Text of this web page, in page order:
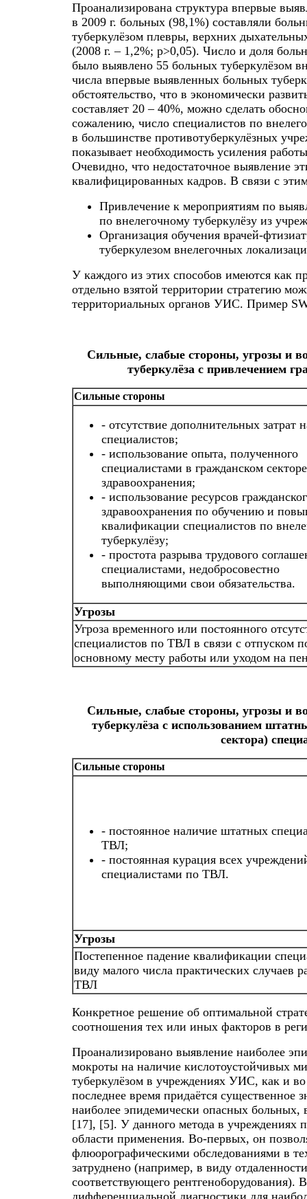
Проанализирована структура впервые
в 2009 г. больных (98,1%) составляли
туберкулёзом плевры, верхних
(2008 г. – 1,2%; p>0,05). Число и доля
было выявлено 55 больных туберкулёзом
числа впервые выявленных больных
обстоятельство, что в экономически
составляет 20 – 40%, можно сделать
сожалению, число специалистов по
в большинстве противотуберкулёзных
показывает необходимость усиления
Очевидно, что недостаточное выявление
квалифицированных кадров. В связи с
Привлечение к мероприятиям по
по внелегочному туберкулёзу из
Организация обучения врачей-
туберкулезом внелегочных
У каждого из этих способов имеются как
отдельно взятой территории стратегию
территориальных органов УИС. Пример
Сильные, слабые стороны, угрозы и
туберкулёза с привлечением
Сильные стороны
- отсутствие дополнительных затрат
специалистов;
- использование опыта, полученного
специалистами в гражданском секторе
здравоохранения;
- использование ресурсов
здравоохранения по обучению и
квалификации специалистов по
туберкулёзу;
- простота разрыва трудового
специалистами, недобросовестно
выполняющими свои обязательства.
Угрозы
Угроза временного или постоянного
специалистов по ТВЛ в связи с отпуском
основному месту работы или уходом на
Сильные, слабые стороны, угрозы и
туберкулёза с использованием
сектора)
Сильные стороны
- постоянное наличие штатных
ТВЛ;
- постоянная курация всех
специалистами по ТВЛ.
Угрозы
Постепенное падение квалификации
виду малого числа практических случаев
ТВЛ
Конкретное решение об оптимальной
соотношения тех или иных факторов в
Проанализировано выявление наиболее
мокроты на наличие кислотоустойчивых
туберкулёзом в учреждениях УИС, как и
последнее время придаётся
наиболее эпидемически опасных больных,
[17], [5]. У данного метода в учреждениях
области применения. Во-первых, он
флюорографическими обследованиями в
затруднено (например, в виду
соответствующего рентгеноборудования).
дифференциальной диагностики для